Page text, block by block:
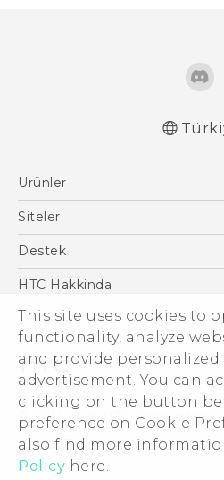
This site uses cookies to
functionality, analyze
and provide personalized
advertisement. You can
clicking on the button
preference on Cookie
also find more
Policy here.
Ürünler
Akıllı Telefonlar
VIVE
Siteler
HTC Dev
Destek
Destek Merkezi
HTC Hakkinda
ESG
Yatırımcı (İNGİLİZCE)
Gizlilik Politikası
Ürün Güvenliği
Cookie Preferences
İnsan kaynakları
© 2011-2026 HTC Corporation
Hukuk Terimleri